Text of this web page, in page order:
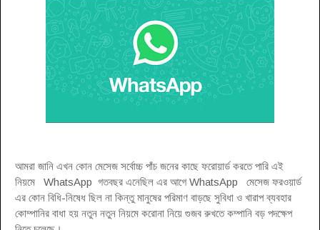
আমরা জানি এখন কোন মেসেজ সর্বোচ্চ পাঁচ জনের কাছে ফরোয়ার্ড করতে পারি এই
নিয়মে WhatsApp গতবছর এনেছিল এর আগে WhatsApp মেসেজ ফরওয়ার্ড
এর কোন বিধি-নিষেধ ছিল না কিন্তু মানুষের পরিমাণ বাড়ছে সুবিধা ও খারাপ ব্যবহার
কোম্পানির বাধা হয় নতুন নতুন নিয়মে করোনা নিয়ে গুজব রুখতে কম্পানি বড় পদক্ষেপ